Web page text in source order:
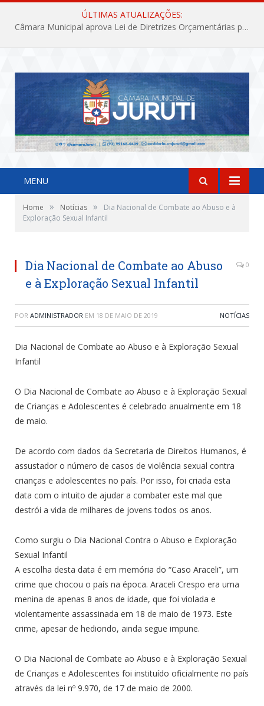
ÚLTIMAS ATUALIZAÇÕES:
Câmara Municipal aprova Lei de Diretrizes Orçamentárias para o exercício financeiro de 2027
MENU
Home » Notícias »
Dia Nacional de Combate ao Abuso e à
Exploração Sexual Infantil
Dia Nacional de Combate ao Abuso
e à Exploração Sexual Infantil
0
POR ADMINISTRADOR EM 18 DE MAIO DE 2019 NOTÍCIAS
Dia Nacional de Combate ao Abuso e à Exploração Sexual
Infantil
O Dia Nacional de Combate ao Abuso e à Exploração Sexual
de Crianças e Adolescentes é celebrado anualmente em 18
de maio.
De acordo com dados da Secretaria de Direitos Humanos, é
assustador o número de casos de violência sexual contra
crianças e adolescentes no país. Por isso, foi criada esta
data com o intuito de ajudar a combater este mal que
destrói a vida de milhares de jovens todos os anos.
Como surgiu o Dia Nacional Contra o Abuso e Exploração
Sexual Infantil
A escolha desta data é em memória do “Caso Araceli”, um
crime que chocou o país na época. Araceli Crespo era uma
menina de apenas 8 anos de idade, que foi violada e
violentamente assassinada em 18 de maio de 1973. Este
crime, apesar de hediondo, ainda segue impune.
O Dia Nacional de Combate ao Abuso e à Exploração Sexual
de Crianças e Adolescentes foi instituído oficialmente no país
através da lei nº 9.970, de 17 de maio de 2000.